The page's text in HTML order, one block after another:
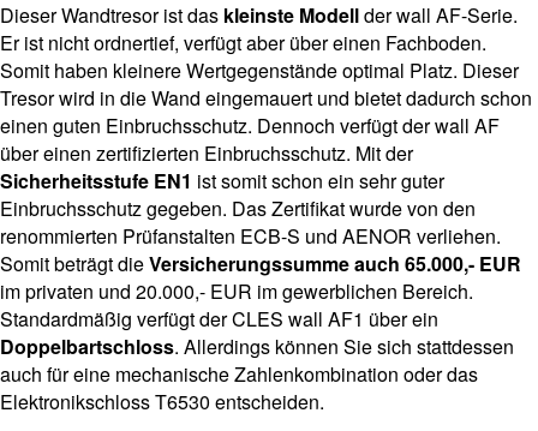
Dieser Wandtresor ist das kleinste Modellder wall AF-Serie.
Er ist nicht ordnertief, verfügt aber über einen Fachboden.
Somit haben kleinere Wertgegenstände optimal Platz. Dieser
Tresor wird in die Wand eingemauert und bietet dadurch schon
einen guten Einbruchsschutz. Dennoch verfügt der wall AF
über einen zertifizierten Einbruchsschutz. Mit der
Sicherheitsstufe EN1 ist somit schon ein sehr guter
Einbruchsschutz gegeben. Das Zertifikat wurde von den
renommierten Prüfanstalten ECB-S und AENOR verliehen.
Somit beträgt dieVersicherungssumme auch 65.000,- EUR
im privaten und 20.000,- EUR im gewerblichen Bereich.
Standardmäßig verfügt der CLES wall AF1 über ein
Doppelbartschloss. Allerdings können Sie sich stattdessen
auch für eine mechanische Zahlenkombination oder das
Elektronikschloss T6530 entscheiden.